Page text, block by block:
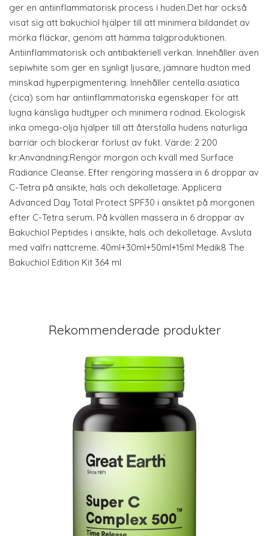
ger en antiinflammatorisk process i huden.Det har också
visat sig att bakuchiol hjälper till att minimera bildandet av
mörka fläckar, genom att hämma talgproduktionen.
Antiinflammatorisk och antibakteriell verkan. Innehåller även
sepiwhite som ger en synligt ljusare, jämnare hudton med
minskad hyperpigmentering. Innehåller centella asiatica
(cica) som har antiinflammatoriska egenskaper för att
lugna känsliga hudtyper och minimera rodnad. Ekologisk
inka omega-olja hjälper till att återställa hudens naturliga
barriär och blockerar förlust av fukt. Värde: 2 200
kr:Användning:Rengör morgon och kväll med Surface
Radiance Cleanse. Efter rengöring massera in 6 droppar av
C-Tetra på ansikte, hals och dekolletage. Applicera
Advanced Day Total Protect SPF30 i ansiktet på morgonen
efter C-Tetra serum. På kvällen massera in 6 droppar av
Bakuchiol Peptides i ansikte, hals och dekolletage. Avsluta
med valfri nattcreme. 40ml+30ml+50ml+15ml Medik8 The
Bakuchiol Edition Kit 364 ml
Rekommenderade produkter